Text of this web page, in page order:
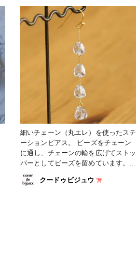
ーズ刺繍 #ブローチ #ヴィンテージ #
ヴィンテージパーツ #ファンれぽ
ール #ファンれぽ_partsclub #その他
細いチェーン（丸エレ）を使ったステ
ーションピアス。 ビーズをチェーン
に通し、チェーンの輪を広げてストッ
パーとしてビーズを留めています。
ぜひ様々な形や色のビーズを使ってデ
ザインを変えて作ってみてください♪
クードゥビジュウ